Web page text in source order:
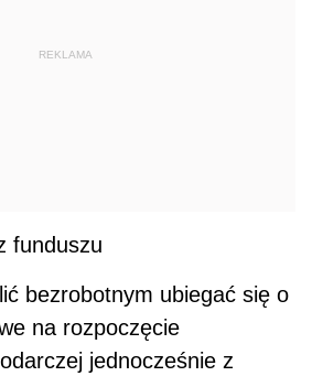
REKLAMA
funduszu
bezrobotnym ubiegać się o
na rozpoczęcie
jednocześnie z